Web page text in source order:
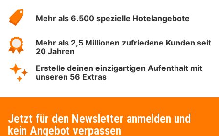
Hotelspecials
Mehr als 6.500 spezielle Hotelangebote
Mehr als 2,5 Millionen zufriedene Kunden seit
20 Jahren
Erstelle deinen einzigartigen Aufenthalt mit
unseren 56 Extras
Jetzt für den Newsletter anmelden und
kein Angebot verpassen